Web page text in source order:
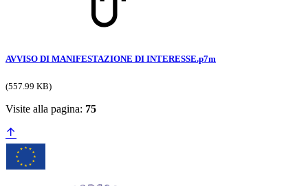
AVVISO DI MANIFESTAZIONE DI INTERESSE.p7m
(557.99 KB)
Visite alla pagina: 75